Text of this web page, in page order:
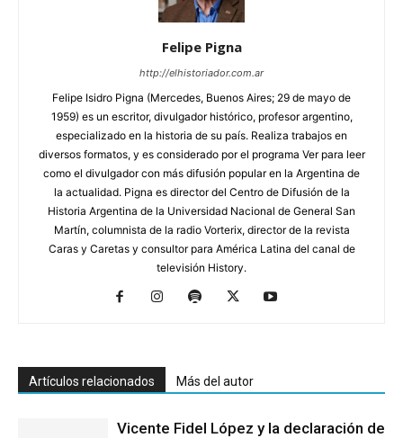
Felipe Pigna
http://elhistoriador.com.ar
Felipe Isidro Pigna (Mercedes, Buenos Aires; 29 de mayo de
1959) es un escritor, divulgador histórico, profesor argentino,
especializado en la historia de su país. Realiza trabajos en
diversos formatos, y es considerado por el programa Ver para leer
como el divulgador con más difusión popular en la Argentina de
la actualidad. Pigna es director del Centro de Difusión de la
Historia Argentina de la Universidad Nacional de General San
Martín, columnista de la radio Vorterix, director de la revista
Caras y Caretas y consultor para América Latina del canal de
televisión History.
Artículos relacionados Más del autor
Vicente Fidel López y la declaración de